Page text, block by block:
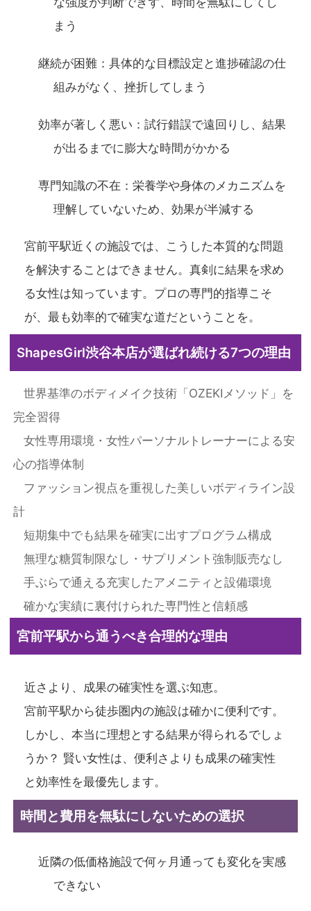
まう
継続が困難：具体的な目標設定と進捗確認の仕
組みがなく、挫折してしまう
効率が著しく悪い：試行錯誤で遠回りし、結果
が出るまでに膨大な時間がかかる
専門知識の不在：栄養学や身体のメカニズムを
理解していないため、効果が半減する
宮前平駅近くの施設では、こうした本質的な問題
を解決することはできません。真剣に結果を求め
る女性は知っています。プロの専門的指導こそ
が、最も効率的で確実な道だということを。
ShapesGirl渋谷本店が選ばれ続ける7つの理由
世界基準のボディメイク技術「OZEKIメソッド」を
完全習得
女性専用環境・女性パーソナルトレーナーによる安
心の指導体制
ファッション視点を重視した美しいボディライン設
計
短期集中でも結果を確実に出すプログラム構成
無理な糖質制限なし・サプリメント強制販売なし
手ぶらで通える充実したアメニティと設備環境
確かな実績に裏付けられた専門性と信頼感
宮前平駅から通うべき合理的な理由
近さより、成果の確実性を選ぶ知恵。
宮前平駅から徒歩圏内の施設は確かに便利です。
しかし、本当に理想とする結果が得られるでしょ
うか？ 賢い女性は、便利さよりも成果の確実性
と効率性を最優先します。
時間と費用を無駄にしないための選択
近隣の低価格施設で何ヶ月通っても変化を実感
できない